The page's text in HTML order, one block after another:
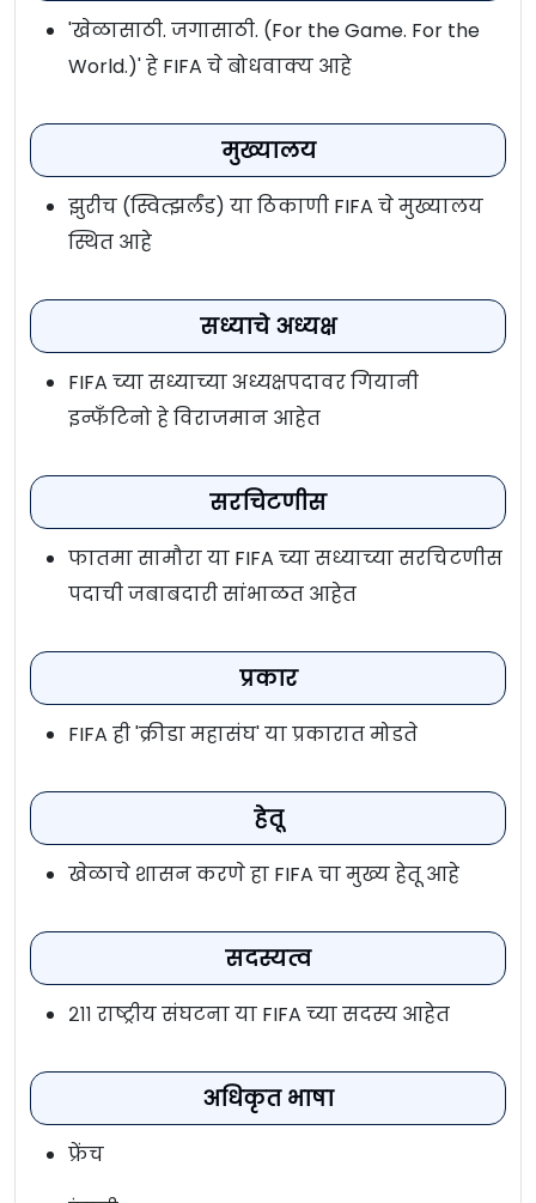
'खेळासाठी. जगासाठी. (For the Game. For the
World.)' हे FIFA चे बोधवाक्य आहे
मुख्यालय
झुरीच (स्वित्झर्लंड) या ठिकाणी FIFA चे मुख्यालय
स्थित आहे
सध्याचे अध्यक्ष
FIFA च्या सध्याच्या अध्यक्षपदावर गियानी
इन्फॅंटिनो हे विराजमान आहेत
सरचिटणीस
फातमा सामौरा या FIFA च्या सध्याच्या सरचिटणीस
पदाची जबाबदारी सांभाळत आहेत
प्रकार
FIFA ही 'क्रीडा महासंघ' या प्रकारात मोडते
हेतू
खेळाचे शासन करणे हा FIFA चा मुख्य हेतू आहे
सदस्यत्व
२११ राष्ट्रीय संघटना या FIFA च्या सदस्य आहेत
अधिकृत भाषा
फ्रेंच